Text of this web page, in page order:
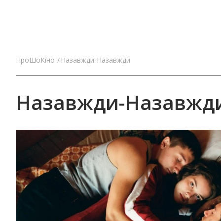
ПроШоКіно Назавжди-Назавжди
Назавжди-